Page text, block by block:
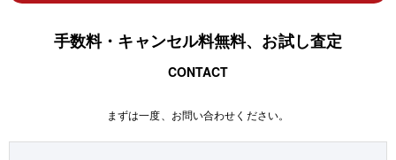
手数料・キャンセル料無料、お試し査定
CONTACT
まずは一度、お問い合わせください。